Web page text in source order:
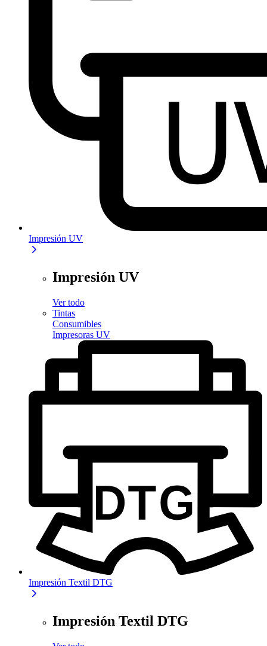
Impresión UV
Impresión UV
Ver todo
Tintas
Consumibles
Impresoras UV
Impresión Textil DTG
Impresión Textil DTG